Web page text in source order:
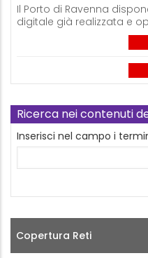
Il Porto di Ravenna
digitale già realizzata e
Ricerca nei contenuti
Inserisci nel campo i
Copertura Reti